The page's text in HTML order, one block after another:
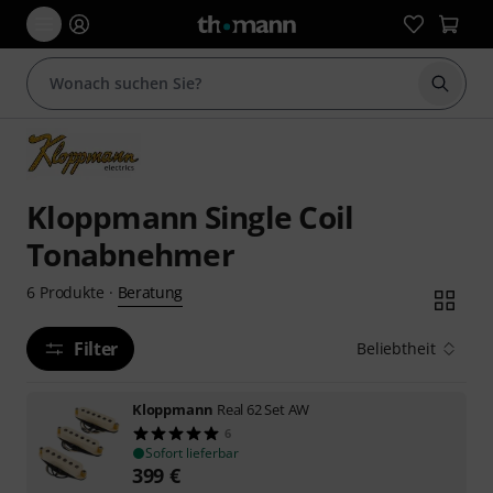
Suche
Kloppmann Single Coil
Tonabnehmer
6 Produkte · Beratung
Filter Beliebtheit
Kloppmann Real 62 Set AW
6
Sofort lieferbar
399 €